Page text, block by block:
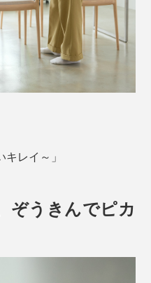
レイ～」
ぞうきんでピカ